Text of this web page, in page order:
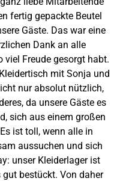
fertig gepackte Beutel
Gäste. Das war eine
Dank an alle
viel Freude gesorgt habt.
mit Sonja und
nur absolut nützlich,
da unsere Gäste es
sich aus einem großen
ist toll, wenn alle in
aussuchen und sich
unser Kleiderlager ist
bestückt. Von daher